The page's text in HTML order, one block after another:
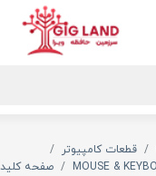
قطعات کامپیوتر
صفحه کلید KEYBOARD I